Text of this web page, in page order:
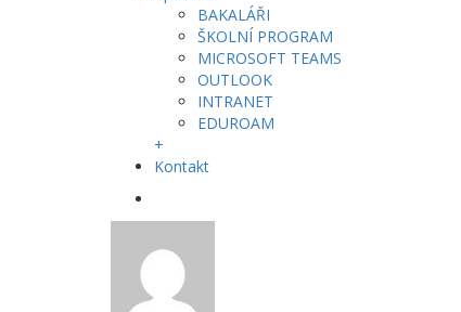
BAKALÁŘI
ŠKOLNÍ PROGRAM
MICROSOFT TEAMS
OUTLOOK
INTRANET
EDUROAM
+
Kontakt